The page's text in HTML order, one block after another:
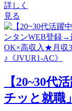
詳しく
見る
【20~30代
チッと就職